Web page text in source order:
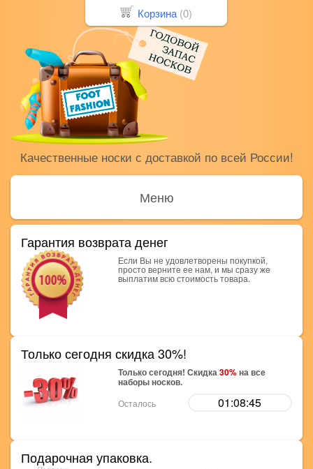
Качественные носки с доставкой по всей России!
Меню
Гарантия возврата денег
Если Вы не удовлетворены покупкой,
просто верните ее нам, и мы сразу же
выплатим всю стоимость товара.
Только сегодня скидка 30%!
Только сегодня! Скидка30%на все
наборы носков.
Осталось 01:08:44
Подарочная упаковка.
Корзина (0)